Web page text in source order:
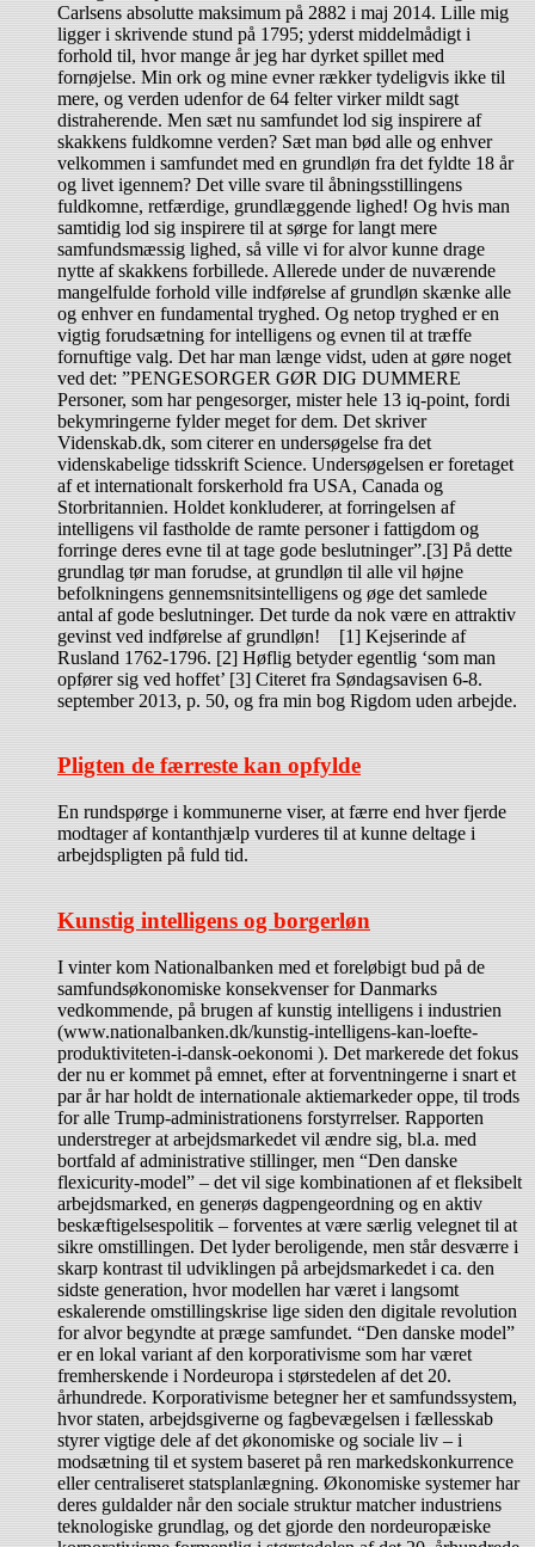
Carlsens absolutte maksimum på 2882 i maj 2014. Lille mig
ligger i skrivende stund på 1795; yderst middelmådigt i
forhold til, hvor mange år jeg har dyrket spillet med
fornøjelse. Min ork og mine evner rækker tydeligvis ikke til
mere, og verden udenfor de 64 felter virker mildt sagt
distraherende. Men sæt nu samfundet lod sig inspirere af
skakkens fuldkomne verden? Sæt man bød alle og enhver
velkommen i samfundet med en grundløn fra det fyldte 18 år
og livet igennem? Det ville svare til åbningsstillingens
fuldkomne, retfærdige, grundlæggende lighed! Og hvis man
samtidig lod sig inspirere til at sørge for langt mere
samfundsmæssig lighed, så ville vi for alvor kunne drage
nytte af skakkens forbillede. Allerede under de nuværende
mangelfulde forhold ville indførelse af grundløn skænke alle
og enhver en fundamental tryghed. Og netop tryghed er en
vigtig forudsætning for intelligens og evnen til at træffe
fornuftige valg. Det har man længe vidst, uden at gøre noget
ved det: ”PENGESORGER GØR DIG DUMMERE
Personer, som har pengesorger, mister hele 13 iq-point, fordi
bekymringerne fylder meget for dem. Det skriver
Videnskab.dk, som citerer en undersøgelse fra det
videnskabelige tidsskrift Science. Undersøgelsen er foretaget
af et internationalt forskerhold fra USA, Canada og
Storbritannien. Holdet konkluderer, at forringelsen af
intelligens vil fastholde de ramte personer i fattigdom og
forringe deres evne til at tage gode beslutninger”.[3] På dette
grundlag tør man forudse, at grundløn til alle vil højne
befolkningens gennemsnitsintelligens og øge det samlede
antal af gode beslutninger. Det turde da nok være en attraktiv
gevinst ved indførelse af grundløn! [1] Kejserinde af
Rusland 1762-1796. [2] Høflig betyder egentlig ‘som man
opfører sig ved hoffet’ [3] Citeret fra Søndagsavisen 6-8.
september 2013, p. 50, og fra min bog Rigdom uden arbejde.
Pligten de færreste kan opfylde
En rundspørge i kommunerne viser, at færre end hver fjerde
modtager af kontanthjælp vurderes til at kunne deltage i
arbejdspligten på fuld tid.
Kunstig intelligens og borgerløn
I vinter kom Nationalbanken med et foreløbigt bud på de
samfundsøkonomiske konsekvenser for Danmarks
vedkommende, på brugen af kunstig intelligens i industrien
(www.nationalbanken.dk/kunstig-intelligens-kan-loefte-
produktiviteten-i-dansk-oekonomi ). Det markerede det fokus
der nu er kommet på emnet, efter at forventningerne i snart et
par år har holdt de internationale aktiemarkeder oppe, til trods
for alle Trump-administrationens forstyrrelser. Rapporten
understreger at arbejdsmarkedet vil ændre sig, bl.a. med
bortfald af administrative stillinger, men “Den danske
flexicurity-model” – det vil sige kombinationen af et fleksibelt
arbejdsmarked, en generøs dagpengeordning og en aktiv
beskæftigelsespolitik – forventes at være særlig velegnet til at
sikre omstillingen. Det lyder beroligende, men står desværre i
skarp kontrast til udviklingen på arbejdsmarkedet i ca. den
sidste generation, hvor modellen har været i langsomt
eskalerende omstillingskrise lige siden den digitale revolution
for alvor begyndte at præge samfundet. “Den danske model”
er en lokal variant af den korporativisme som har været
fremherskende i Nordeuropa i størstedelen af det 20.
århundrede. Korporativisme betegner her et samfundssystem,
hvor staten, arbejdsgiverne og fagbevægelsen i fællesskab
styrer vigtige dele af det økonomiske og sociale liv – i
modsætning til et system baseret på ren markedskonkurrence
eller centraliseret statsplanlægning. Økonomiske systemer har
deres guldalder når den sociale struktur matcher industriens
teknologiske grundlag, og det gjorde den nordeuropæiske